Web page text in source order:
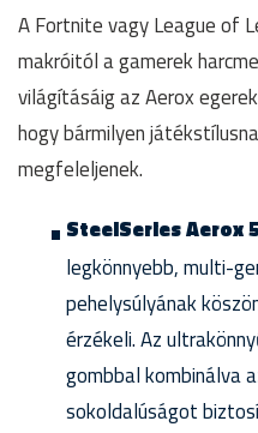
A Fortnite vagy League of
makróitól a gamerek
világításáig az Aerox
hogy bármilyen
megfeleljenek.
SteelSeries Aerox 5
legkönnyebb, multi-
pehelysúlyának
érzékeli. Az
gombbal kombinálva
sokoldalúságot